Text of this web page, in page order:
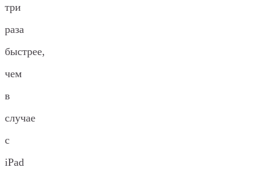
три
раза
быстрее,
чем
в
случае
с
iPad